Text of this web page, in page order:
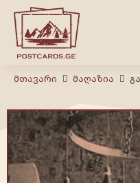
Მთავარი Მაღაზია